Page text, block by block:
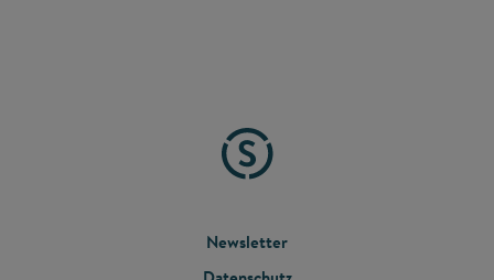
FOOTER
Newsletter